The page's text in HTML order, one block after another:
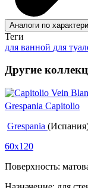
Аналоги по
Теги
для ванной для
Другие
Grespania Capitolio
Grespania
60x120
Поверхность: